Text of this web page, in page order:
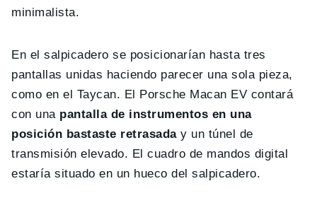
minimalista.
En el salpicadero se posicionarían hasta tres
pantallas unidas haciendo parecer una sola pieza,
como en el Taycan. El Porsche Macan EV contará
con una pantalla de instrumentos en una
posición bastaste retrasaday un túnel de
transmisión elevado. El cuadro de mandos digital
estaría situado en un hueco del salpicadero.